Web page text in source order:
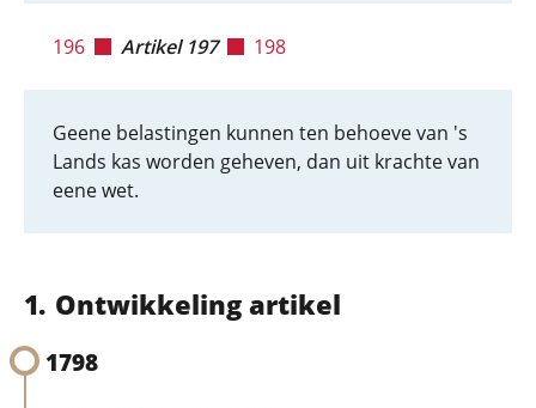
196 Artikel 197 198
Geene belastingen kunnen ten behoeve van 's
Lands kas worden geheven, dan uit krachte van
eene wet.
Ontwikkeling artikel
1798